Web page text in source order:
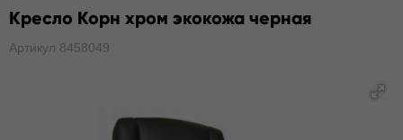
Кресло Корн хром экокожа черная
Артикул 8458049